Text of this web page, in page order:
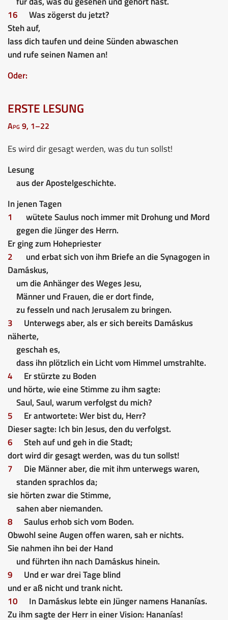
16
Was zögerst du jetzt?
Steh auf,
lass dich taufen und deine Sünden abwaschen
und rufe seinen Namen an!
Oder:
ERSTE LESUNG
Apg 9, 1–22
Es wird dir gesagt werden, was du tun sollst!
Lesung
aus der Apostelgeschichte.
In jenen Tagen
1
wütete Saulus noch immer mit Drohung und Mord
gegen die Jünger des Herrn.
Er ging zum Hohepriester
2
und erbat sich von ihm Briefe an die Synagogen in
Damáskus,
um die Anhänger des Weges Jesu,
Männer und Frauen, die er dort finde,
zu fesseln und nach Jerusalem zu bringen.
3
Unterwegs aber, als er sich bereits Damáskus
näherte,
geschah es,
dass ihn plötzlich ein Licht vom Himmel umstrahlte.
4
Er stürzte zu Boden
und hörte, wie eine Stimme zu ihm sagte:
Saul, Saul, warum verfolgst du mich?
5
Er antwortete: Wer bist du, Herr?
Dieser sagte: Ich bin Jesus, den du verfolgst.
6
Steh auf und geh in die Stadt;
dort wird dir gesagt werden, was du tun sollst!
7
Die Männer aber, die mit ihm unterwegs waren,
standen sprachlos da;
sie hörten zwar die Stimme,
sahen aber niemanden.
8
Saulus erhob sich vom Boden.
Obwohl seine Augen offen waren, sah er nichts.
Sie nahmen ihn bei der Hand
und führten ihn nach Damáskus hinein.
9
Und er war drei Tage blind
und er aß nicht und trank nicht.
10
In Damáskus lebte ein Jünger namens Hananías.
Zu ihm sagte der Herr in einer Vision: Hananías!